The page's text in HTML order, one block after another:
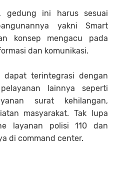
gedung ini harus sesuai
yakni Smart
konsep mengacu pada
dan komunikasi.
dapat terintegrasi dengan
lainnya seperti
surat kehilangan,
masyarakat. Tak lupa
layanan polisi 110 dan
di command center.